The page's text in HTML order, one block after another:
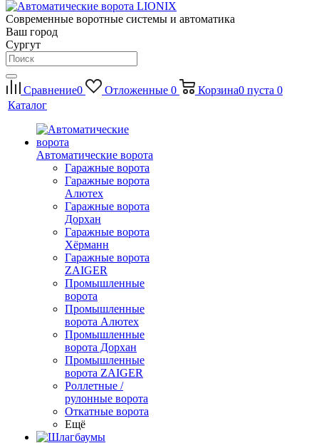
Современные воротные системы и автоматика
Ваш город
Сургут
Сравнение0 Отложенные 0 Корзина0 пуста 0
Каталог
Автоматические ворота
Гаражные ворота
Гаражные ворота
Алютех
Гаражные ворота
Дорхан
Гаражные ворота
Хёрманн
Гаражные ворота
ZAIGER
Промышленные
ворота
Промышленные
ворота Алютех
Промышленные
ворота Дорхан
Промышленные
ворота ZAIGER
Роллетные /
рулонные ворота
Откатные ворота
Ещё